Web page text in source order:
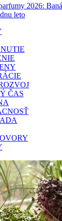
2026:
leto
ČAS